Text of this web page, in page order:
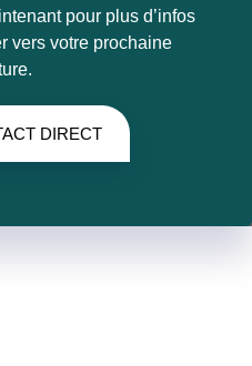
pour plus d’infos
vers votre prochaine
DIRECT